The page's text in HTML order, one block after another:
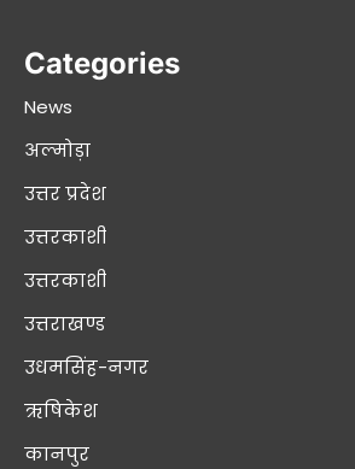
Categories
News
अल्मोड़ा
उत्तर प्रदेश
उत्तरकाशी
उत्तरकाशी
उत्तराखण्ड
उधमसिंह-नगर
ऋषिकेश
कानपुर